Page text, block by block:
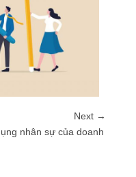
Next →
nhân sự của doanh